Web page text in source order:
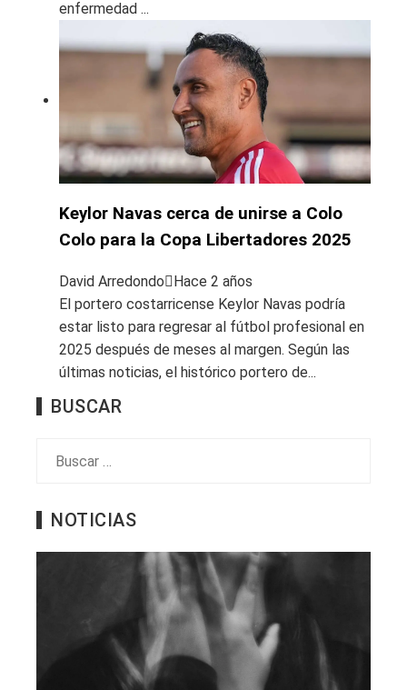
enfermedad ...
Keylor Navas cerca de unirse a Colo
Colo para la Copa Libertadores 2025
David Arredondo
Hace 2 años
El portero costarricense Keylor Navas podría
estar listo para regresar al fútbol profesional en
2025 después de meses al margen. Según las
últimas noticias, el histórico portero de...
BUSCAR
NOTICIAS